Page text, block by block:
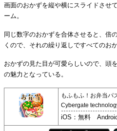
画面のおかずを縦や横にスライドさせ
ーム。
同じ数字のおかずを合体させると、倍
くので、それの繰り返しですべてのお
おかずの見た目が可愛らしいので、頭
の魅力となっている。
もふもふ！お弁当パ
Cybergate
iOS：無料